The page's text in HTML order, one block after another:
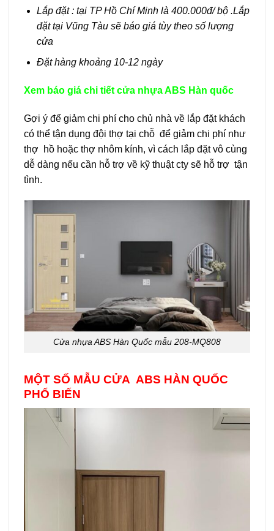
Lắp đặt : tại TP Hồ Chí Minh là 400.000đ/ bộ .Lắp
đặt tại Vũng Tàu sẽ báo giá tùy theo số lượng
cửa
Đặt hàng khoảng 10-12 ngày
Xem báo giá chi tiết cửa nhựa ABS Hàn quốc
Gợi ý để giảm chi phí cho chủ nhà về lắp đặt khách
có thể tận dụng đội thợ tại chỗ để giảm chi phí như
thợ hồ hoặc thợ nhôm kính, vì cách lắp đặt vô cùng
dễ dàng nếu cần hỗ trợ về kỹ thuật cty sẽ hỗ trợ tận
tình.
Cửa nhựa ABS Hàn Quốc mẫu 208-MQ808
MỘT SỐ MẪU CỬA ABS HÀN QUỐC
PHỔ BIẾN